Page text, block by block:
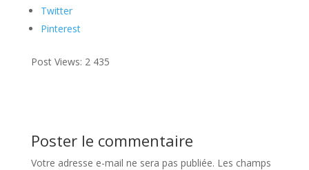
Twitter
Pinterest
Post Views: 2 435
Poster le commentaire
Votre adresse e-mail ne sera pas publiée. Les champs